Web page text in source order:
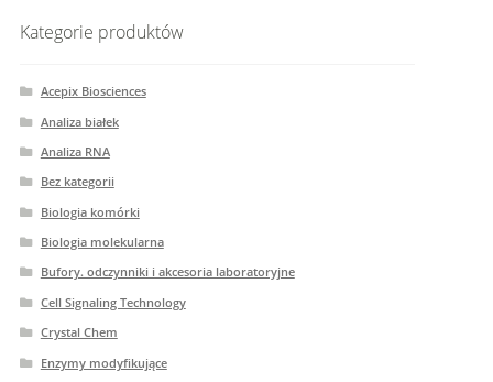
Kategorie produktów
Acepix Biosciences
Analiza białek
Analiza RNA
Bez kategorii
Biologia komórki
Biologia molekularna
Bufory. odczynniki i akcesoria laboratoryjne
Cell Signaling Technology
Crystal Chem
Enzymy modyfikujące